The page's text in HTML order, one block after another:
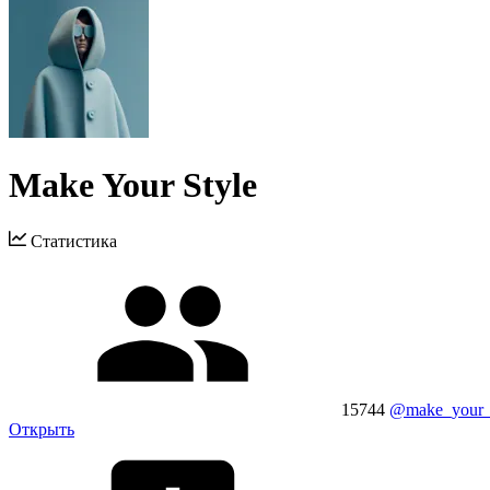
Make Your Style
Статистика
15744
Открыть